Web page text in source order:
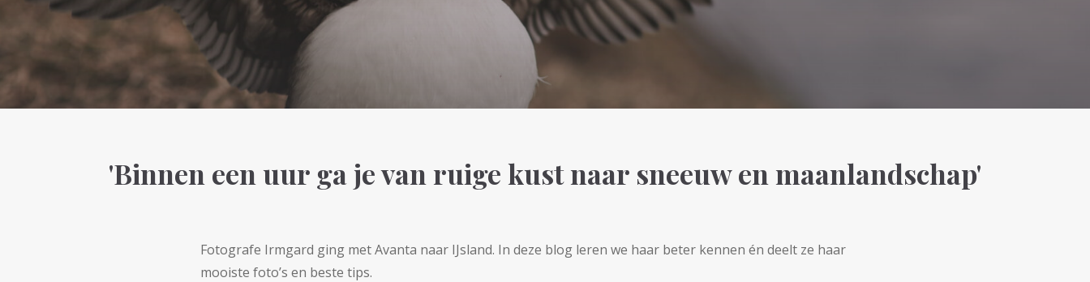
'Binnen een uur ga je van ruige kust naar sneeuw en maanlandschap'
Fotografe Irmgard ging met Avanta naar IJsland. In deze blog leren we haar beter kennen én deelt ze haar
mooiste foto’s en beste tips.